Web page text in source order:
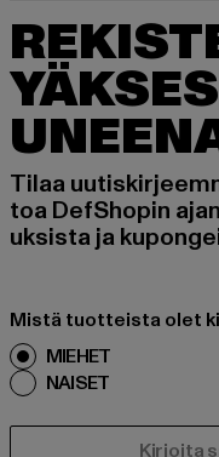
Tilaa
toa DefShopin
uksista ja
Mistä tuotteista olet
MIEHET
NAISET